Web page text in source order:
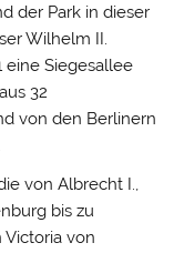
der Park in dieser
Wilhelm II.
eine Siegesallee
32
von den Berlinern
von Albrecht I.,
bis zu
Victoria von